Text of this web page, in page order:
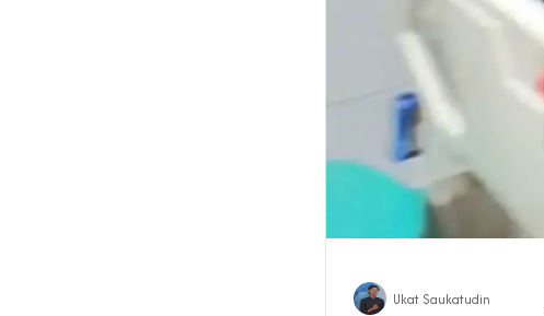
Ukat Saukatudin